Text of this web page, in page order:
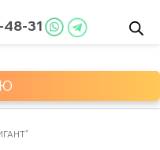
31